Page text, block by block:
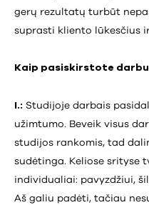
gerų rezultatų turbūt
suprasti kliento lūkesčius
Kaip pasiskirstote
I.: Studijoje darbais
užimtumo. Beveik visus
studijos rankomis, tad
sudėtinga. Keliose srityse
individualiai: pavyzdžiui,
Aš galiu padėti, tačiau